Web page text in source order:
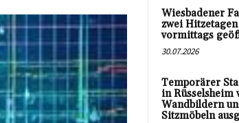
Wiesbadener
zwei
vormittags
30.07.2026
Temporärer
in
Wandbildern
Sitzmöbeln